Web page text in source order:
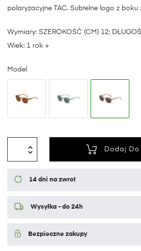
polaryzacyjne TAC. Subtelne logo z boku
Wymiary: SZEROKOŚĆ (CM) 12;
Wiek: 1 rok +
Model
Dodaj Do
14 dni na zwrot
Wysyłka - do 24h
Bezpieczne zakupy